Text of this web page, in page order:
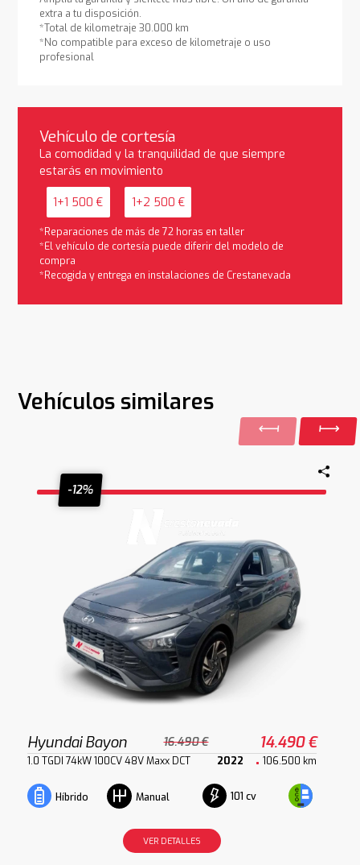
extra a tu disposición.
*Total de kilometraje 30.000 km
*No compatible para exceso de kilometraje o uso
profesional
Vehículo de cortesía
La comodidad y la tranquilidad de que siempre
estarás en movimiento
1+1 500 € 1+2 500 €
*Reparaciones de más de 72 horas en taller
*El vehículo de cortesía puede diferir del modelo de
compra
*Recogida y entrega en instalaciones de Crestanevada
Vehículos similares
-12%
Hyundai Bayon 16.490 € 14.490 €
1.0 TGDI 74kW 100CV 48V Maxx DCT 2022 106.500 km
Híbrido Manual 101 cv
VER DETALLES